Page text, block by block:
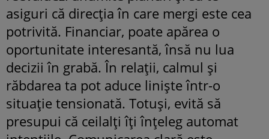
asiguri că direcția în care mergi este cea
potrivită. Financiar, poate apărea o
oportunitate interesantă, însă nu lua
decizii în grabă. În relații, calmul și
răbdarea ta pot aduce liniște într-o
situație tensionată. Totuși, evită să
presupui că ceilalți îți înțeleg automat